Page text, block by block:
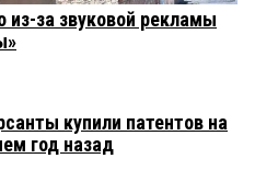
за звуковой рекламы
купили патентов на
год назад